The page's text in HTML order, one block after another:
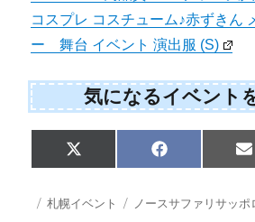
コスプレ コスチューム♪赤ずきん
ー 舞台 イベント 演出服 (S)
気になるイベント
Share
on
X
(
w
Share
on
F
a
e
b
E
i
l
投 カ
札幌イベント
タ
ノースサファリサッポ